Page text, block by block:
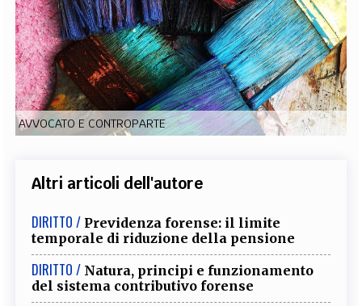
EXTRA
CODICI RUBRICHE LIBRI PROCEEDINGS PUBBLICITÀ CONTATTI
SOCIAL MEDIA
AVVOCATO E CONTROPARTE
Altri articoli dell'autore
DIRITTO / Previdenza forense: il limite
temporale di riduzione della pensione
DIRITTO / Natura, principi e funzionamento
del sistema contributivo forense